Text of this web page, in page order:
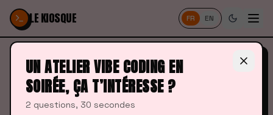
Passer au contenu
LE KIOSQUE FR EN
UN ATELIER VIBE CODING EN
SOIRÉE, ÇA T’INTÉRESSE ?
2 questions, 30 secondes